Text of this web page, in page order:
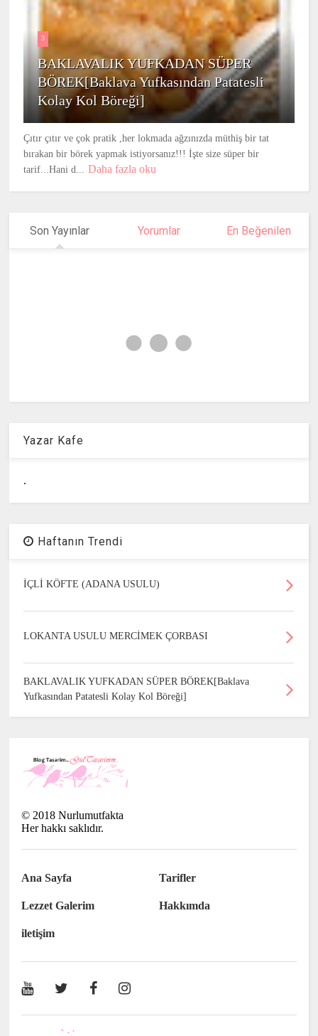
3
BAKLAVALIK YUFKADAN SÜPER
BÖREK[Baklava Yufkasından Patatesli
Kolay Kol Böreği]
Çıtır çıtır ve çok pratik ,her lokmada ağzınızda müthiş bir tat
bırakan bir börek yapmak istiyorsanız!!! İşte size süper bir
tarif...Hani d... Daha fazla oku
Son Yayınlar Yorumlar En Beğenilen
Yazar Kafe
.
Haftanın Trendi
İÇLİ KÖFTE (ADANA USULU)
LOKANTA USULU MERCİMEK ÇORBASI
BAKLAVALIK YUFKADAN SÜPER BÖREK[Baklava
Yufkasından Patatesli Kolay Kol Böreği]
© 2018 Nurlumutfakta
Her hakkı saklıdır.
Ana Sayfa Tarifler
Lezzet Galerim Hakkımda
iletişim